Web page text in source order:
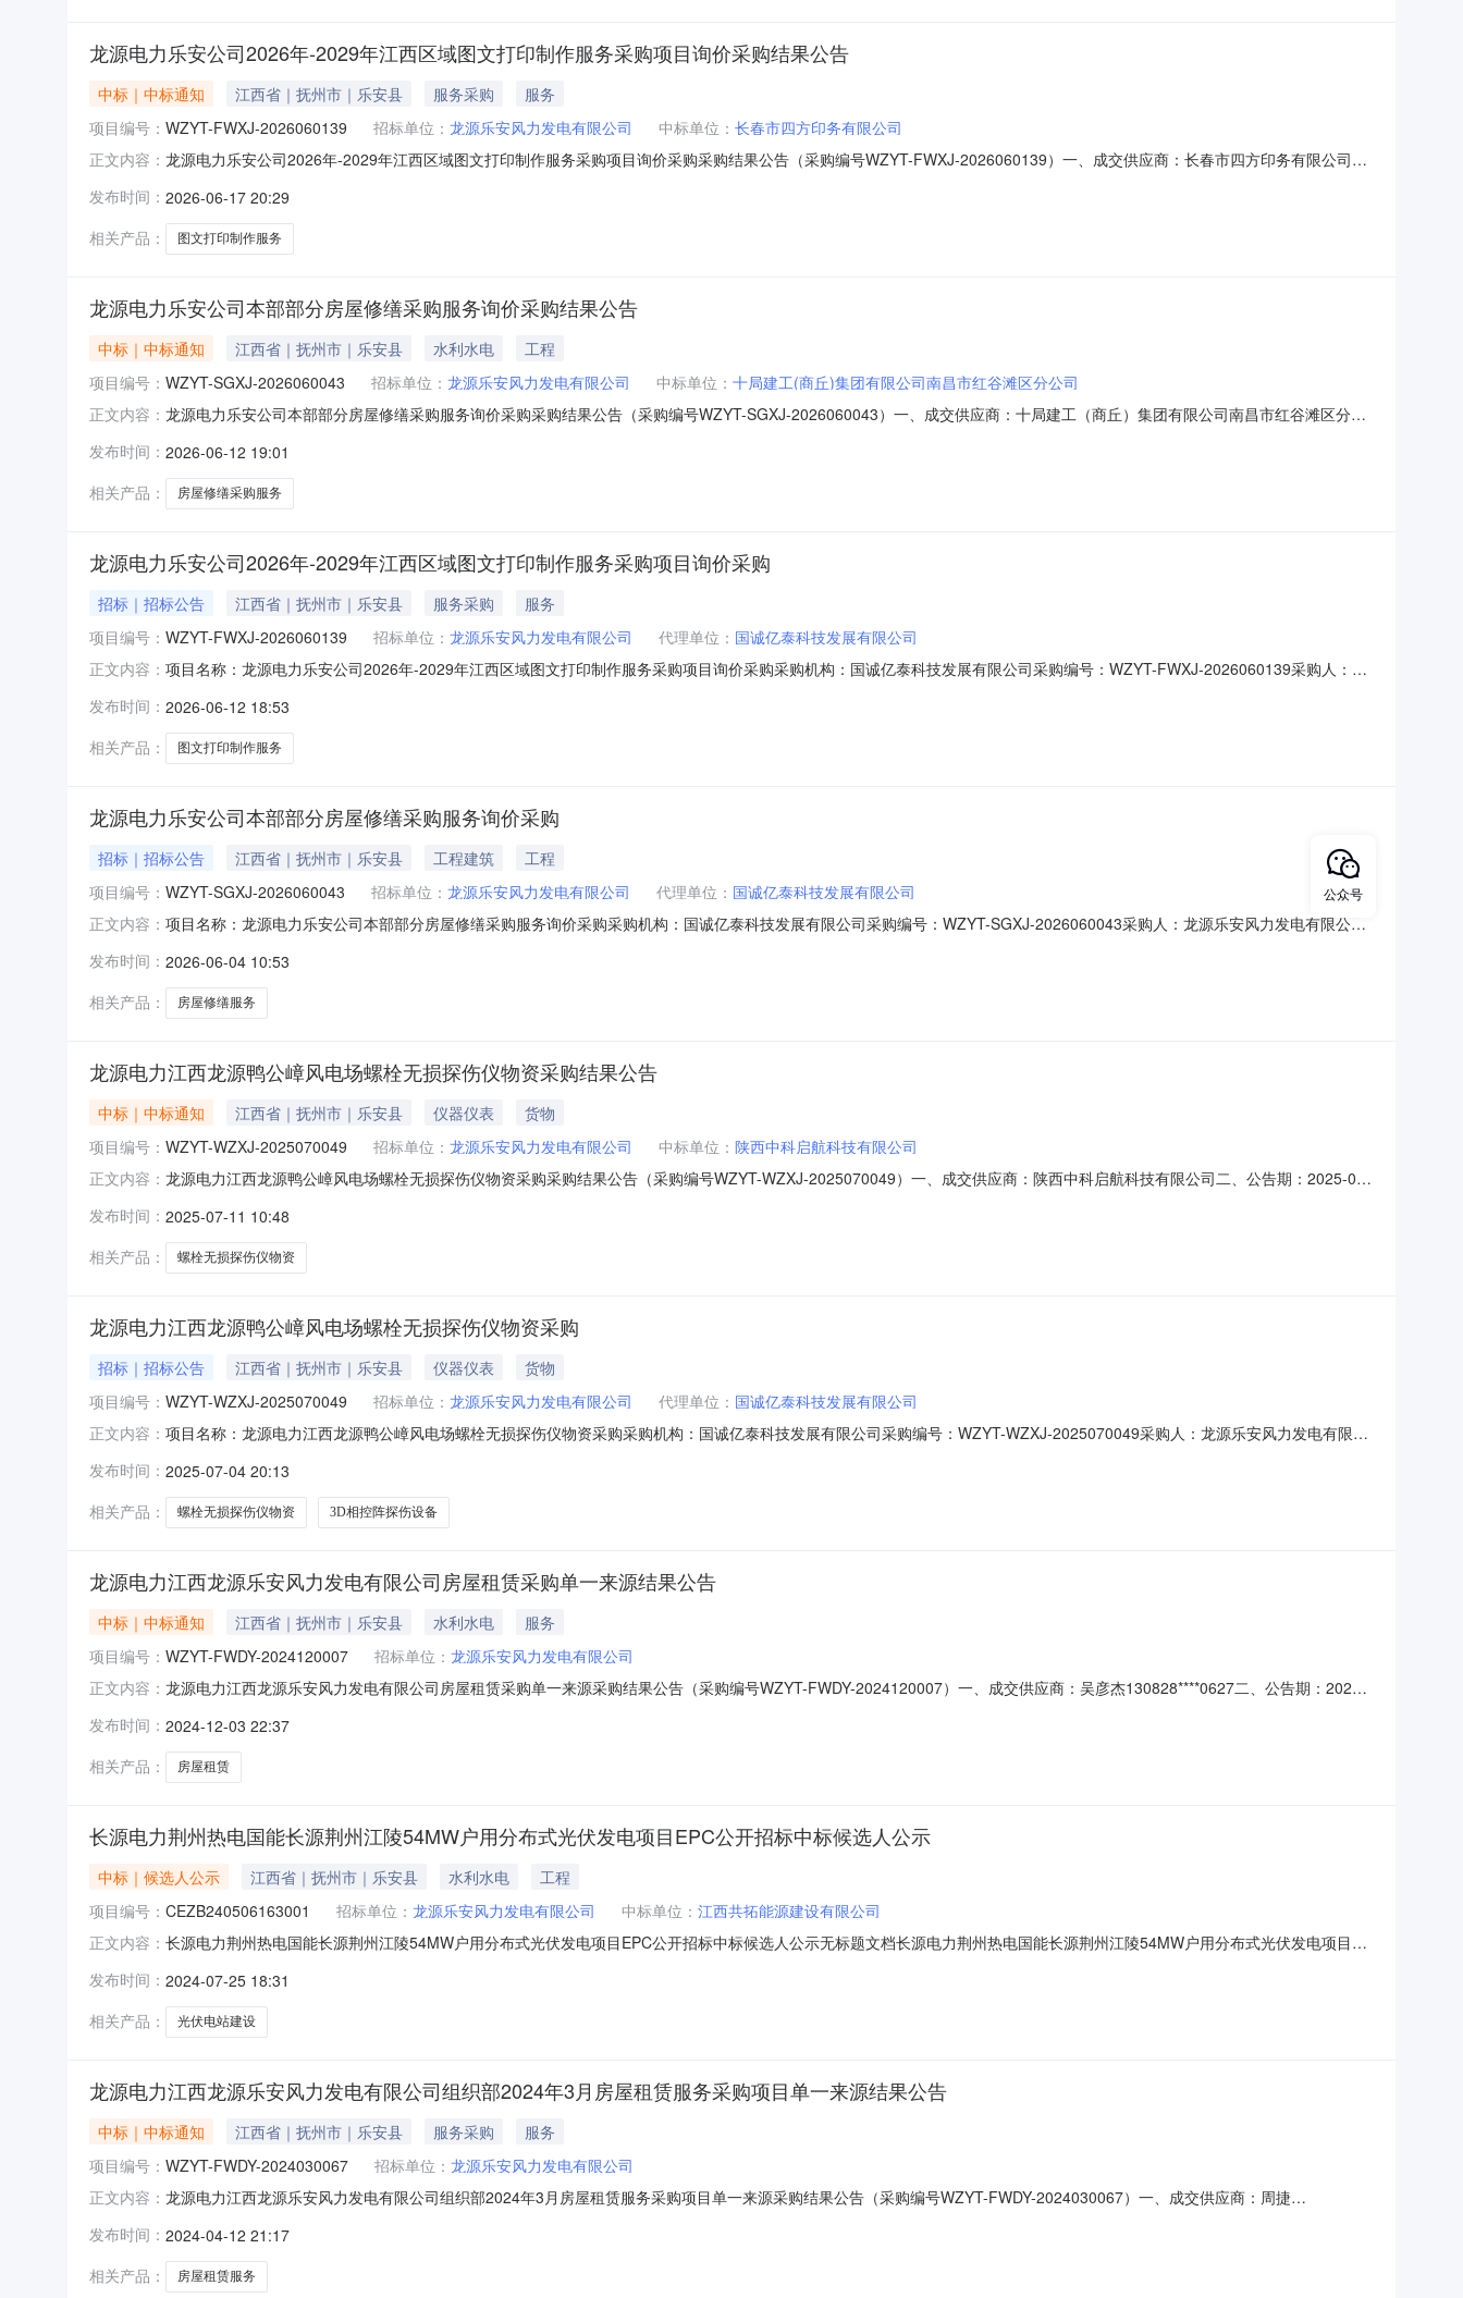
龙源电力乐安公司2026年-2029年江西区域图文打印制作服务采购项目询价采购结果公告
中标｜中标通知 江西省｜抚州市｜乐安县 服务采购
服务
项目编号： WZYT-FWXJ-2026060139 招标单位： 龙源乐安风力发电有限公司 中标单位： 长春市四方印务有限公司
正文内容： 龙源电力乐安公司2026年-2029年江西区域图文打印制作服务采购项目询价采购采购结果公告（采购编号WZYT-FWXJ-2026060139）一、成交供应商：长春市四方印务有限公司
理部门负责受理采购投诉。异议接收单位：国诚亿泰科技发展有限公司联系电话：95759-28902邮箱：12082253@ceic.com投诉接收单位：龙源电力集团股份
发布时间： 2026-06-17 20:29
相关产品：
图文打印制作服务
龙源电力乐安公司本部部分房屋修缮采购服务询价采购结果公告
中标｜中标通知 江西省｜抚州市｜乐安县 水利水电
工程
项目编号： WZYT-SGXJ-2026060043 招标单位： 龙源乐安风力发电有限公司 中标单位： 十局建工(商丘)集团有限公司南昌市红谷滩区分公司
正文内容： 龙源电力乐安公司本部部分房屋修缮采购服务询价采购采购结果公告（采购编号WZYT-SGXJ-2026060043）一、成交供应商：十局建工（商丘）集团有限公司南昌市红谷滩区分公
管理部门负责受理采购投诉。异议接收单位：国诚亿泰科技发展有限公司联系电话：95759-28902邮箱：12082253@ceic.com投诉接收单位：龙源电力集团股份有限
发布时间： 2026-06-12 19:01
相关产品：
房屋修缮采购服务
龙源电力乐安公司2026年-2029年江西区域图文打印制作服务采购项目询价采购
招标｜招标公告 江西省｜抚州市｜乐安县 服务采购
服务
项目编号： WZYT-FWXJ-2026060139 招标单位： 龙源乐安风力发电有限公司 代理单位： 国诚亿泰科技发展有限公司
正文内容： 项目名称：龙源电力乐安公司2026年-2029年江西区域图文打印制作服务采购项目询价采购采购机构：国诚亿泰科技发展有限公司采购编号：WZYT-FWXJ-2026060139采购人：龙
少2个，报价人须提供符合本采购要求的业绩合同扫描件，必须包含采购范围、合同签订时间、甲乙方盖章页，报价人须同时提供业绩合同对应的其他证明文件：结算发票（开票时
间2023-
发布时间： 2026-06-12 18:53
相关产品：
图文打印制作服务
龙源电力乐安公司本部部分房屋修缮采购服务询价采购
招标｜招标公告 江西省｜抚州市｜乐安县 工程建筑
工程
项目编号： WZYT-SGXJ-2026060043 招标单位： 龙源乐安风力发电有限公司 代理单位： 国诚亿泰科技发展有限公司
正文内容： 项目名称：龙源电力乐安公司本部部分房屋修缮采购服务询价采购采购机构：国诚亿泰科技发展有限公司采购编号：WZYT-SGXJ-2026060043采购人：龙源乐安风力发电有限公司
提供近三年内（2023年1月1日至报价截止日期）房屋装修工程合同至少2个，报价人须提供符合本采购要求的业绩合同扫描件，必须包含采购范围、合同签订时间、甲乙方盖章页，
报价人须同时提
发布时间： 2026-06-04 10:53
相关产品：
房屋修缮服务
龙源电力江西龙源鸭公嶂风电场螺栓无损探伤仪物资采购结果公告
中标｜中标通知 江西省｜抚州市｜乐安县 仪器仪表
货物
项目编号： WZYT-WZXJ-2025070049 招标单位： 龙源乐安风力发电有限公司 中标单位： 陕西中科启航科技有限公司
正文内容： 龙源电力江西龙源鸭公嶂风电场螺栓无损探伤仪物资采购采购结果公告（采购编号WZYT-WZXJ-2025070049）一、成交供应商：陕西中科启航科技有限公司二、公告期：2025-07-
诉。异议接收单位：国诚亿泰科技发展有限公司联系电话：010-58689440邮箱：12082253@ceic.com投诉接收单位：龙源电力集团股份有限公司联系电话：010
发布时间： 2025-07-11 10:48
相关产品：
螺栓无损探伤仪物资
龙源电力江西龙源鸭公嶂风电场螺栓无损探伤仪物资采购
招标｜招标公告 江西省｜抚州市｜乐安县 仪器仪表
货物
项目编号： WZYT-WZXJ-2025070049 招标单位： 龙源乐安风力发电有限公司 代理单位： 国诚亿泰科技发展有限公司
正文内容： 项目名称：龙源电力江西龙源鸭公嶂风电场螺栓无损探伤仪物资采购采购机构：国诚亿泰科技发展有限公司采购编号：WZYT-WZXJ-2025070049采购人：龙源乐安风力发电有限公
业绩1.报价人须提供近三年内（2022年1月1日至报价截止日期）3D相控阵探伤设备合同至少1个，报价人须提供符合本采购要求的业绩合同扫描件，必须包含采购范围、合同签订时
间、甲乙方盖
发布时间： 2025-07-04 20:13
相关产品：
螺栓无损探伤仪物资 3D相控阵探伤设备
龙源电力江西龙源乐安风力发电有限公司房屋租赁采购单一来源结果公告
中标｜中标通知 江西省｜抚州市｜乐安县 水利水电
服务
项目编号： WZYT-FWDY-2024120007 招标单位： 龙源乐安风力发电有限公司
正文内容： 龙源电力江西龙源乐安风力发电有限公司房屋租赁采购单一来源采购结果公告（采购编号WZYT-FWDY-2024120007）一、成交供应商：吴彦杰130828****0627二、公告期：2024-
投诉。异议接收单位：国诚亿泰科技发展有限公司联系电话：010-58689440邮箱：12082253@ceic.com投诉接收单位：龙源电力集团股份有限公司
发布时间： 2024-12-03 22:37
相关产品：
房屋租赁
长源电力荆州热电国能长源荆州江陵54MW户用分布式光伏发电项目EPC公开招标中标候选人公示
中标｜候选人公示 江西省｜抚州市｜乐安县 水利水电
工程
项目编号： CEZB240506163001 招标单位： 龙源乐安风力发电有限公司 中标单位： 江西共拓能源建设有限公司
正文内容： 长源电力荆州热电国能长源荆州江陵54MW户用分布式光伏发电项目EPC公开招标中标候选人公示无标题文档长源电力荆州热电国能长源荆州江陵54MW户用分布式光伏发电项目
选人情况标段（包）编号：CEZB240506163001载明内容第一中标候选人第二中标候选人名称江西共拓能源建设有限公司江西省高能建设工程有限公司投标报价（人民币万元）
20879.9
发布时间： 2024-07-25 18:31
相关产品：
光伏电站建设
龙源电力江西龙源乐安风力发电有限公司组织部2024年3月房屋租赁服务采购项目单一来源结果公告
中标｜中标通知 江西省｜抚州市｜乐安县 服务采购
服务
项目编号： WZYT-FWDY-2024030067 招标单位： 龙源乐安风力发电有限公司
正文内容： 龙源电力江西龙源乐安风力发电有限公司组织部2024年3月房屋租赁服务采购项目单一来源采购结果公告（采购编号WZYT-FWDY-2024030067）一、成交供应商：周捷
议；采购人采购管理部门负责受理采购投诉。异议接收单位：国诚亿泰科技发展有限公司联系电话：010-58689441邮箱：12013314@chnenergy.com.
发布时间： 2024-04-12 21:17
相关产品：
房屋租赁服务
公众号